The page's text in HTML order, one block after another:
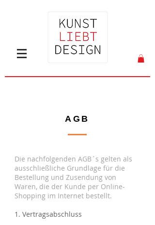
AGB
Die nachfolgenden AGB´s gelten als
ausschließliche Grundlage für die
Bestellung und Zusendung von
Waren, die der Kunde per Online-
Shopping im Internet bestellt.
1. Vertragsabschluss